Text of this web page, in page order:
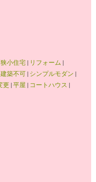
狭小住宅| リフォーム |
築不可| シンプルモダン |
更 |平屋 | コートハウス |